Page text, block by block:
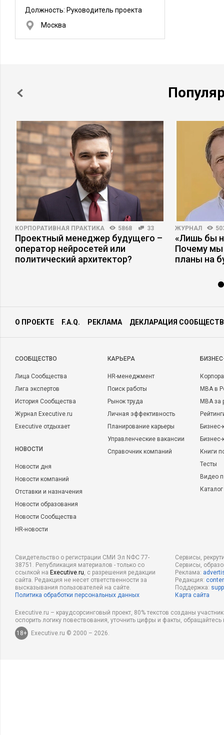
Должность: Руководитель проекта
Москва
КОРПОРАТИВНАЯ ПРАКТИКА 5868 33
Проектный менеджер будущего –
оператор нейросетей или
политический архитектор?
ЖУРНАЛ
«Лишь бы
Почему мы
планы на
О ПРОЕКТЕ F.A.Q. РЕКЛАМА ДЕКЛАРАЦИЯ
CООБЩЕСТВО
Лица Сообщества
Лига экспертов
История Сообщества
Журнал Executive.ru
Executive отдыхает
НОВОСТИ
Новости дня
Новости компаний
Отставки и назначения
Новости образования
Новости Сообщества
HR-новости
КАРЬЕРА
HR-менеджмент
Поиск работы
Рынок труда
Личная эффективность
Планирование карьеры
Управленческие вакансии
Справочник компаний
MBA в
MBA
Бизнес-
Книги
Тесты
Видео
Свидетельство о регистрации СМИ Эл NФС 77-
38751. Републикация материалов - только со
ссылкой на Executive.ru, с разрешения редакции
сайта. Редакция не несет ответственности за
высказывания пользователей на сайте.
Политика обработки персональных данных
Сервисы,
Сервисы,
Реклама:
Редакция:
Поддержка:
Карта сайта
Executive.ru – краудсорсинговый проект, 80% текстов созданы
оспорить логику повествования, уточнить цифры и факты,
18+
Executive.ru © 2000 – 2026.